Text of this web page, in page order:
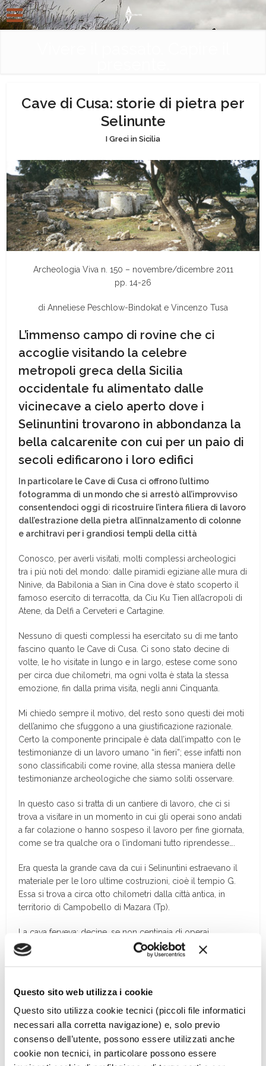
Questo sito web utilizza i cookie
Questo sito utilizza cookie tecnici (piccoli file informatici
necessari alla corretta navigazione) e, solo previo
consenso dell’utente, possono essere utilizzati anche
cookie non tecnici, in particolare possono essere
Cave di Cusa: storie di pietra per
Selinunte
I Greci in Sicilia
Archeologia Viva n. 150 – novembre/dicembre 2011
pp. 14-26
di Anneliese Peschlow-Bindokat e Vincenzo Tusa
L’immenso campo di rovine che ci
accoglie visitando la celebre
metropoli greca della Sicilia
occidentale fu alimentato dalle
vicinecave a cielo aperto dove i
Selinuntini trovarono in abbondanza la
bella calcarenite con cui per un paio di
secoli edificarono i loro edifici
In particolare le Cave di Cusa ci offrono l’ultimo
fotogramma di un mondo che si arrestò all’improvviso
consentendoci oggi di ricostruire l’intera filiera di lavoro
dall’estrazione della pietra all’innalzamento di colonne
e architravi per i grandiosi templi della città
Conosco, per averli visitati, molti complessi archeologici
tra i più noti del mondo: dalle piramidi egiziane alle mura di
Ninive, da Babilonia a Sian in Cina dove è stato scoperto il
famoso esercito di terracotta, da Ciu Ku Tien all’acropoli di
Atene, da Delfi a Cerveteri e Cartagine.
Nessuno di questi complessi ha esercitato su di me tanto
fascino quanto le Cave di Cusa. Ci sono stato decine di
volte, le ho visitate in lungo e in largo, estese come sono
per circa due chilometri, ma ogni volta è stata la stessa
emozione, fin dalla prima visita, negli anni Cinquanta.
Mi chiedo sempre il motivo, del resto sono questi dei moti
dell’animo che sfuggono a una giustificazione razionale.
Certo la componente principale è data dall’impatto con le
testimonianze di un lavoro umano “in fieri”; esse infatti non
sono classificabili come rovine, alla stessa maniera delle
testimonianze archeologiche che siamo soliti osservare.
In questo caso si tratta di un cantiere di lavoro, che ci si
trova a visitare in un momento in cui gli operai sono andati
a far colazione o hanno sospeso il lavoro per fine giornata,
come se tra qualche ora o l’indomani tutto riprendesse….
Era questa la grande cava da cui i Selinuntini estraevano il
materiale per le loro ultime costruzioni, cioè il tempio G.
Essa si trova a circa otto chilometri dalla città antica, in
territorio di Campobello di Mazara (Tp).
La cava ferveva: decine, se non centinaia di operai,
svolgevano alacremente le loro mansioni, ma a un tratto il
lavoro venne bruscamente interrotto perché i Cartaginesi,
uccidendo sedicimila cittadini, come ci dice Diodoro
Siculo, e deportandone cinquemila. E così il lavoro si
fermò, come si fermò anche la costruzione dell’enorme
tempio G, mai ultimato.
Che il lavoro a Cusa si sia fermato all’improvviso non c’è